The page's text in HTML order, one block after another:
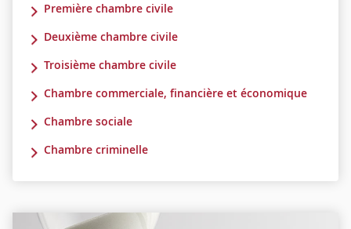
Première chambre civile
Deuxième chambre civile
Troisième chambre civile
Chambre commerciale, financière et économique
Chambre sociale
Chambre criminelle